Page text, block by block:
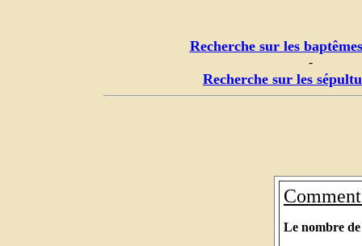
Recherche sur les
-
Recherche sur les
Le nombre de